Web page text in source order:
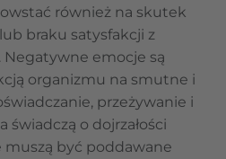
również na skutek
braku satysfakcji z
emocje są
organizmu na smutne i
przeżywanie i
o dojrzałości
być poddawane